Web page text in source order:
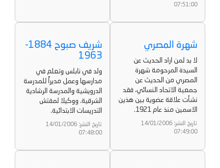
07:51:00
شهرة المصري
لا بد لمن اراد الحديث عن
السيدة المرحومة شهرة
المصري من الحديث عن
جمعية الاتحاد النسائي، فقد
نشأت علاقة عضوية بين هذين
الاسمين منذ عام 1921.
تاريخ النشر: 14/01/2006
07:49:00
شريف صبوح 1884-
1963
ولد في نابلس وتعلم في
مدارسها وعمل مديراً للمدرسة
الدرويشية والمدرسة الرشادية
الشرقية. ووكيلا لمفتش
التدريسات الابتدائية.
تاريخ النشر: 14/01/2006
07:48:00